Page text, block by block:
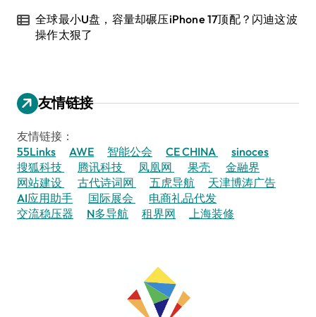
全球最小U盘，容量却碾压iPhone 17顶配？闪迪这波
操作太狠了
友情链接
友情链接：
55Links
AWE 智能公会 CE CHINA
sinoces
搜狐科技
腾讯科技 凤凰网 果壳
金融界
网站建设
古代诗词网 五虎导航
天津博涛广告
AI应用助手
国际展会
电商礼品代发
交流稳压器
N多导航 租界网 上海装修